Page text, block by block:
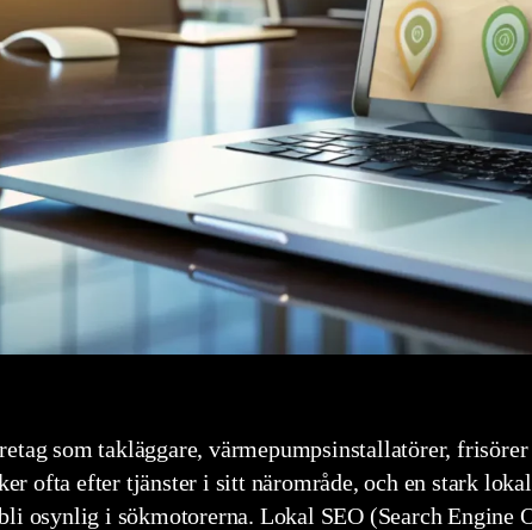
som takläggare, värmepumpsinstallatörer,
ofta efter tjänster i sitt närområde, och en stark
osynlig i sökmotorerna. Lokal SEO (Search